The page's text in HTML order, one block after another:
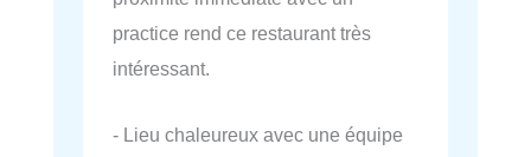
practice rend ce restaurant très
intéressant.
- Lieu chaleureux avec une équipe